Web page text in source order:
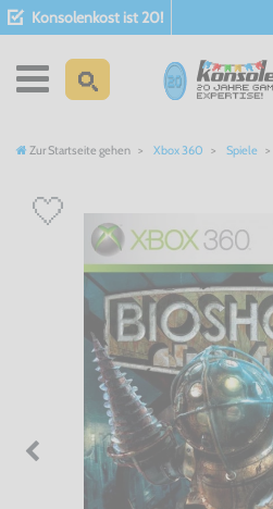
Konsolenkost ist 20!
Zur Startseite gehen Xbox 360 Spiele